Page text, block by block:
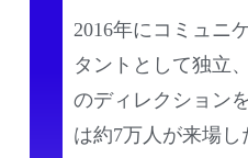
2016年にコミュニ
タントとして独立
のディレクション
は約7万人が来場